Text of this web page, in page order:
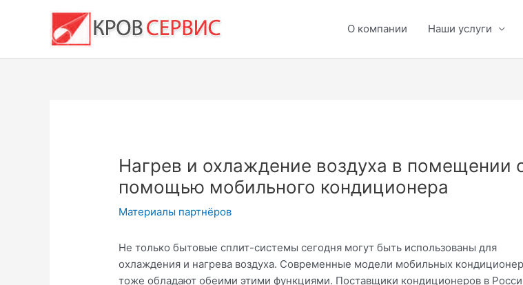
содержимому
О компании Наши услуги
Нагрев и охлаждение воздуха в помещении
помощью мобильного кондиционера
Материалы партнёров
Не только бытовые сплит-системы сегодня могут быть использованы для
охлаждения и нагрева воздуха. Современные модели мобильных
тоже обладают обеими этими функциями. Поставщики кондиционеров в